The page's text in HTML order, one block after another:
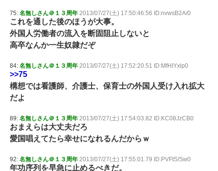
75: 名無しさん＠１３周年 2013/07/27(土) 17:50:46.56 ID:nvwsB2A/0
これを通した後のほうが大事。
外国人労働者の流入を断固阻止しないと
高卒なんか一生奴隷だぞ
84: 名無しさん＠１３周年 2013/07/27(土) 17:52:20.51 ID:MfHIYxlp0
>>75
構想では看護師、介護士、保育士の外国人受け入れ拡大
だよ
89: 名無しさん＠１３周年 2013/07/27(土) 17:54:03.82 ID:KC08JzCB0
おまえらは大丈夫だろ
愛国唱えてたら幸せになれるんだからｗ
92: 名無しさん＠１３周年 2013/07/27(土) 17:55:01.79 ID:PVFtS/Sw0
年功序列を早急に止めるべきだ。